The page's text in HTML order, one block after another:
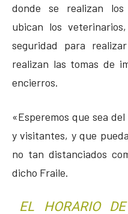
donde se realizan los
ubican los
seguridad para
realizan las tomas de
encierros.
«Esperemos que sea
y visitantes, y que
no tan distanciados
dicho Fraile.
EL HORARIO